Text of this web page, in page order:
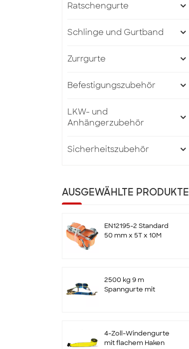
Ratschengurte
Schlinge und Gurtband
Zurrgurte
Befestigungszubehör
LKW- und
Anhängerzubehör
Sicherheitszubehör
AUSGEWÄHLTE PRODUKTE
EN12195-2 Standard
50 mm x 5T x 10M
2500 kg 9 m
Spanngurte mit
4-Zoll-Windengurte
mit flachem Haken